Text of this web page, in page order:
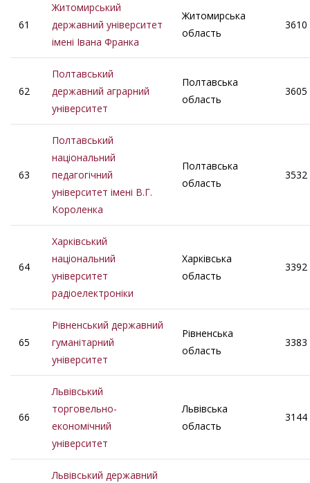
61
Житомирський
державний університет
імені Івана Франка
Житомирська
область
3610
62
Полтавський
державний аграрний
університет
Полтавська
область
3605
63
Полтавський
національний
педагогічний
університет імені В.Г.
Короленка
Полтавська
область
3532
64
Харківський
національний
університет
радіоелектроніки
Харківська
область
3392
65
Рівненський державний
гуманітарний
університет
Рівненська
область
3383
66
Львівський
торговельно-
економічний
університет
Львівська
область
3144
Львівський державний